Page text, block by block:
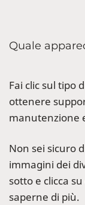
Quale
Fai clic sul tipo
ottenere
manutenzione
Non sei sicuro
immagini dei
sotto e clicca
saperne di più.